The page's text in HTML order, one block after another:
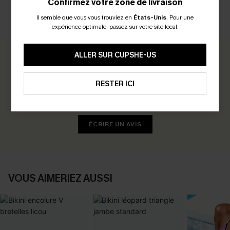
AVIS CLIENTS
Soyez le Premier à Donner Votre Avis
ÉCRIRE UN AVIS
VOUS AIMERIEZ AUSSI
Il semble que vous vous trouviez en États-Unis. Pour une
expérience optimale, passez sur votre site local.
ALLER SUR CUPSHE-US
RESTER ICI